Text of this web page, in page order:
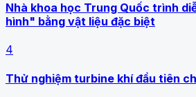
Nhà khoa học Trung Quốc trình
hình" bằng vật liệu đặc biệt
4
Thử nghiệm turbine khí đầu tiên